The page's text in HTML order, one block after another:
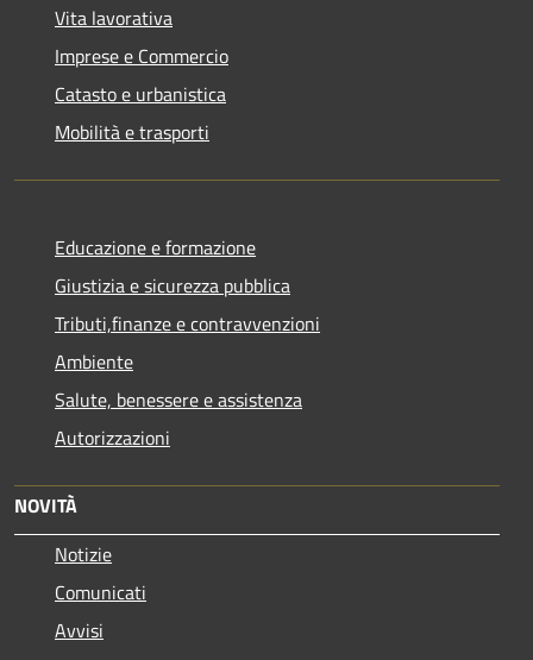
Vita lavorativa
Imprese e Commercio
Catasto e urbanistica
Mobilità e trasporti
Educazione e formazione
Giustizia e sicurezza pubblica
Tributi,finanze e contravvenzioni
Ambiente
Salute, benessere e assistenza
Autorizzazioni
NOVITÀ
Notizie
Comunicati
Avvisi